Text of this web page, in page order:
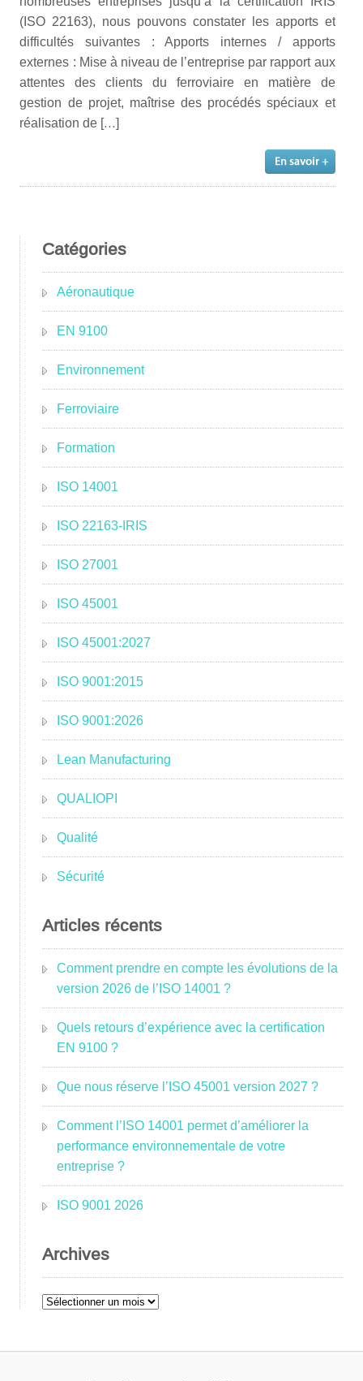
(ISO 22163), nous pouvons constater les apports et
difficultés suivantes : Apports internes / apports
externes : Mise à niveau de l’entreprise par rapport aux
attentes des clients du ferroviaire en matière de
gestion de projet, maîtrise des procédés spéciaux et
réalisation de […]
Catégories
Aéronautique
EN 9100
Environnement
Ferroviaire
Formation
ISO 14001
ISO 22163-IRIS
ISO 27001
ISO 45001
ISO 45001:2027
ISO 9001:2015
ISO 9001:2026
Lean Manufacturing
QUALIOPI
Qualité
Sécurité
Articles récents
Comment prendre en compte les évolutions de la
version 2026 de l’ISO 14001 ?
Quels retours d’expérience avec la certification
EN 9100 ?
Que nous réserve l’ISO 45001 version 2027 ?
Comment l’ISO 14001 permet d’améliorer la
performance environnementale de votre
entreprise ?
ISO 9001 2026
Archives
Archives